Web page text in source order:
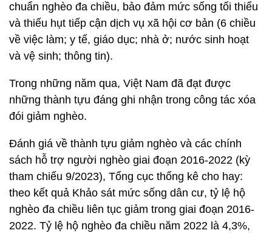
chuẩn nghèo đa chiều, bảo đảm mức sống tối thiểu
và thiếu hụt tiếp cận dịch vụ xã hội cơ bản (6 chiều
về việc làm; y tế, giáo dục; nhà ở; nước sinh hoạt
và vệ sinh; thông tin).
Trong những năm qua, Việt Nam đã đạt được
những thành tựu đáng ghi nhận trong công tác xóa
đói giảm nghèo.
Đánh giá về thành tựu giảm nghèo và các chính
sách hỗ trợ người nghèo giai đoạn 2016-2022 (kỳ
tham chiếu 9/2023), Tổng cục thống kê cho hay:
theo kết quả Khảo sát mức sống dân cư, tỷ lệ hộ
nghèo đa chiều liên tục giảm trong giai đoạn 2016-
2022. Tỷ lệ hộ nghèo đa chiều năm 2022 là 4,3%,